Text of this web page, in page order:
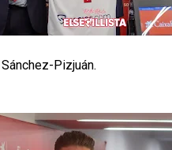
Pizjuán.